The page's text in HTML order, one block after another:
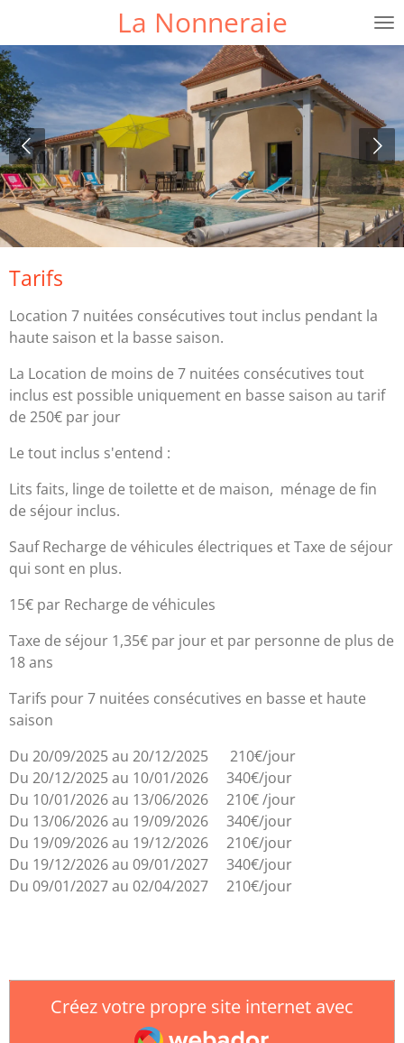
contenu
principal
La Nonneraie
Tarifs
Location 7 nuitées consécutives tout inclus pendant la
haute saison et la basse saison.
La Location de moins de 7 nuitées consécutives tout
inclus est possible uniquement en basse saison au tarif
de 250€ par jour
Le tout inclus s'entend :
Lits faits, linge de toilette et de maison, ménage de fin
de séjour inclus.
Sauf Recharge de véhicules électriques et Taxe de séjour
qui sont en plus.
15€ par Recharge de véhicules
Taxe de séjour 1,35€ par jour et par personne de plus de
18 ans
Tarifs pour 7 nuitées consécutives en basse et haute
saison
Du 20/09/2025 au 20/12/2025 210€/jour
Du 20/12/2025 au 10/01/2026 340€/jour
Du 10/01/2026 au 13/06/2026 210€ /jour
Du 13/06/2026 au 19/09/2026 340€/jour
Du 19/09/2026 au 19/12/2026 210€/jour
Du 19/12/2026 au 09/01/2027 340€/jour
Du 09/01/2027 au 02/04/2027 210€/jour
Créez votre propre site internet avec
Webador